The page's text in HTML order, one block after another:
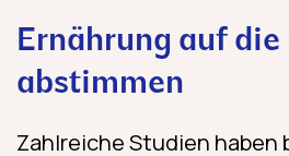
Ernährung auf
abstimmen
Zahlreiche Studien